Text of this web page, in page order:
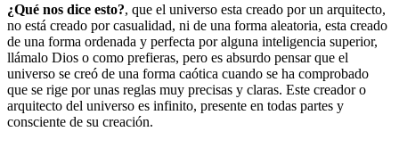
¿Qué nos dice esto?, que el universo esta creado por un arquitecto,
no está creado por casualidad, ni de una forma aleatoria, esta creado
de una forma ordenada y perfecta por alguna inteligencia superior,
llámalo Dios o como prefieras, pero es absurdo pensar que el
universo se creó de una forma caótica cuando se ha comprobado
que se rige por unas reglas muy precisas y claras. Este creador o
arquitecto del universo es infinito, presente en todas partes y
consciente de su creación.